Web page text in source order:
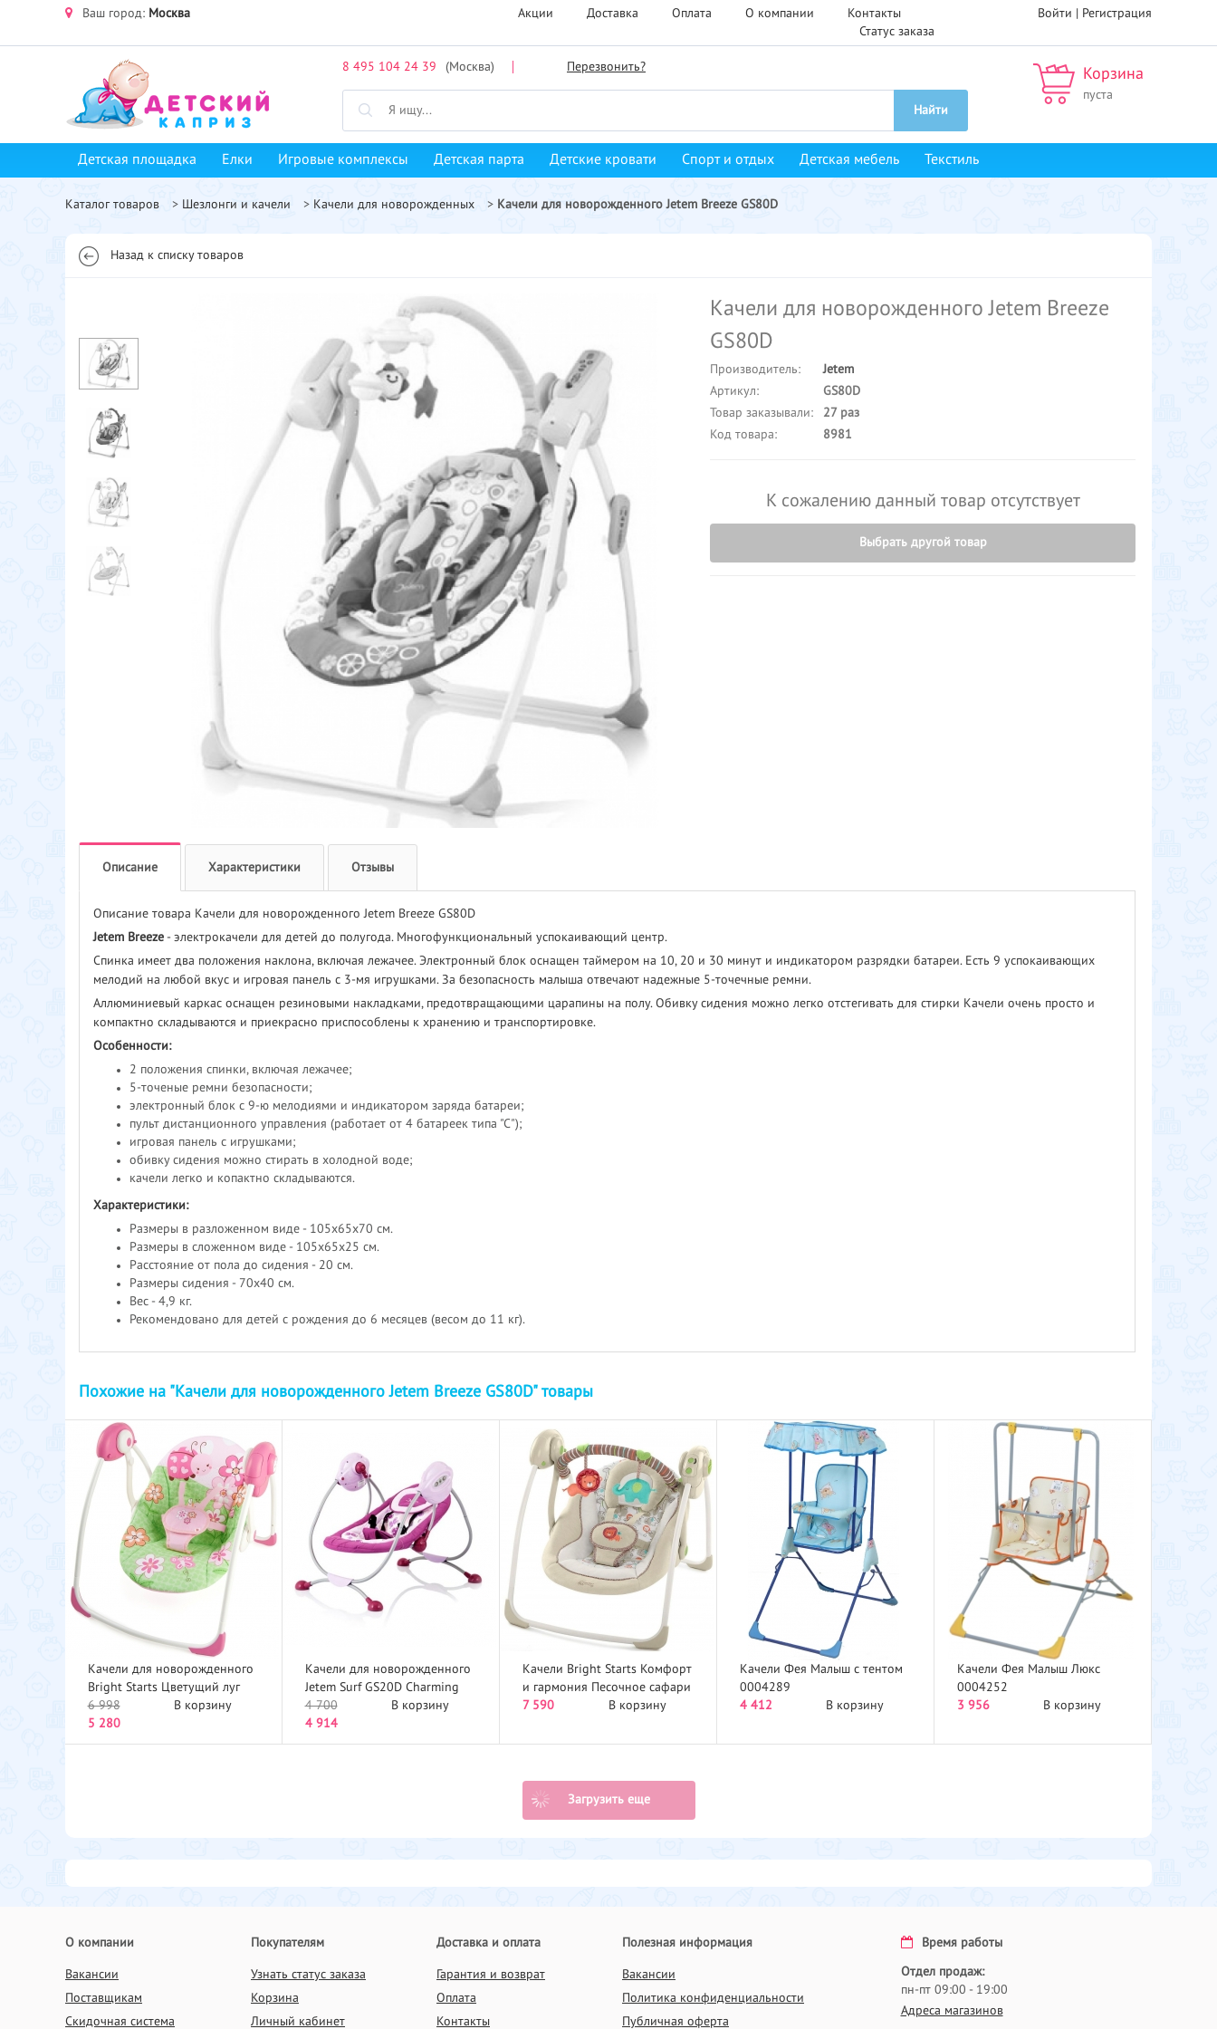
Ваш город: Москва Акции Доставка Оплата О компании
Контакты
Статус заказа
Войти | Регистрация
8 495 104 24 39 (Москва) Перезвонить?
Найти
Корзина
пуста
Детская площадка Елки Игровые комплексы Детская парта Детские кровати Спорт и отдых Детская мебель Текстиль
Каталог товаров > Шезлонги и качели > Качели для новорожденных > Качели для новорожденного Jetem Breeze GS80D
Назад к списку товаров
Качели для новорожденного Jetem Breeze
GS80D
Производитель:
Jetem
Артикул:
GS80D
Товар заказывали:
27 раз
Код товара:
8981
К сожалению данный товар отсутствует
Выбрать другой товар
Описание Характеристики Отзывы
Описание товара Качели для новорожденного Jetem Breeze GS80D
Jetem Breeze - электрокачели для детей до полугода. Многофункциональный успокаивающий центр.
Спинка имеет два положения наклона, включая лежачее. Электронный блок оснащен таймером на 10, 20 и 30 минут и индикатором разрядки батареи. Есть 9 успокаивающих
мелодий на любой вкус и игровая панель с 3-мя игрушками. За безопасность малыша отвечают надежные 5-точечные ремни.
Аллюминиевый каркас оснащен резиновыми накладками, предотвращающими царапины на полу. Обивку сидения можно легко отстегивать для стирки Качели очень просто и
компактно складываются и приекрасно приспособлены к хранению и транспортировке.
Особенности:
2 положения спинки, включая лежачее;
5-точеные ремни безопасности;
электронный блок с 9-ю мелодиями и индикатором заряда батареи;
пульт дистанционного управления (работает от 4 батареек типа "С");
игровая панель с игрушками;
обивку сидения можно стирать в холодной воде;
качели легко и копактно складываются.
Характеристики:
Размеры в разложенном виде - 105х65х70 см.
Размеры в сложенном виде - 105х65х25 см.
Расстояние от пола до сидения - 20 см.
Размеры сидения - 70х40 см.
Вес - 4,9 кг.
Рекомендовано для детей c рождения до 6 месяцев (весом до 11 кг).
Похожие на "Качели для новорожденного Jetem Breeze GS80D" товары
Качели для новорожденного
Bright Starts Цветущий луг
60009BS...
6 998
5 280
В корзину
Качели для новорожденного
Jetem Surf GS20D Charming
4 700
4 914
В корзину
Качели Bright Starts Комфорт
и гармония Песочное сафари
60194...
7 590 В корзину
Качели Фея Малыш с тентом
0004289
4 412
В корзину
Качели Фея Малыш Люкс
0004252
3 956
В корзину
Загрузить еще
О компании
Вакансии
Поставщикам
Скидочная система
Покупателям
Узнать статус заказа
Корзина
Личный кабинет
Доставка и оплата
Гарантия и возврат
Оплата
Контакты
Полезная информация
Вакансии
Политика конфиденциальности
Публичная оферта
Время работы
Отдел продаж:
пн-пт 09:00 - 19:00
Адреса магазинов